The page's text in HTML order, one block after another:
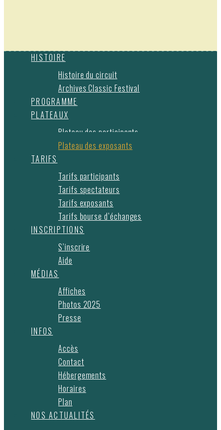
HISTOIRE
Histoire du circuit
Archives Classic Festival
PROGRAMME
PLATEAUX
Plateau des participants
Plateau des exposants
TARIFS
Tarifs participants
Tarifs spectateurs
Tarifs exposants
Tarifs bourse d’échanges
INSCRIPTIONS
S’inscrire
Aide
MÉDIAS
Affiches
Photos 2025
Presse
INFOS
Accès
Contact
Hébergements
Horaires
Plan
NOS ACTUALITÉS